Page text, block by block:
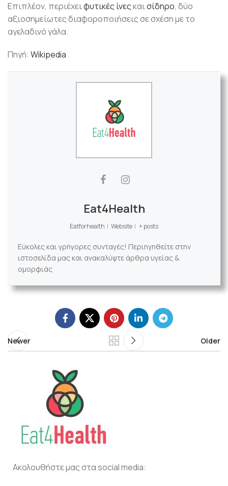
Επιπλέον, περιέχειφυτικές ίνεςκαισίδηρο, δύο
αξιοσημείωτες διαφοροποιήσεις σε σχέση με το
αγελαδινό γάλα.
Πηγή: Wikipedia
Eat4Health
Eatforhealth | Website | + posts
Εύκολες και γρήγορες συνταγές! Περιηγηθείτε στην
ιστοσελίδα μας και ανακαλύψτε άρθρα υγείας &
ομορφιάς
Newer Older
Ακολουθήστε μας στα social media: